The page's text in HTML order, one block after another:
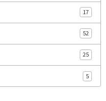
17
52
25
5